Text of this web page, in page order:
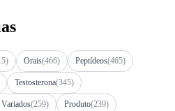
Orais(466) Peptídeos(465)
Testosterona(345)
(259) Produto(239)